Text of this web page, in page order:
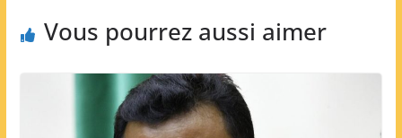
Vous pourrez aussi aimer